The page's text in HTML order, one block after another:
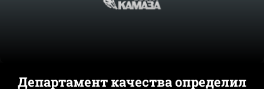
Департамент качества определил